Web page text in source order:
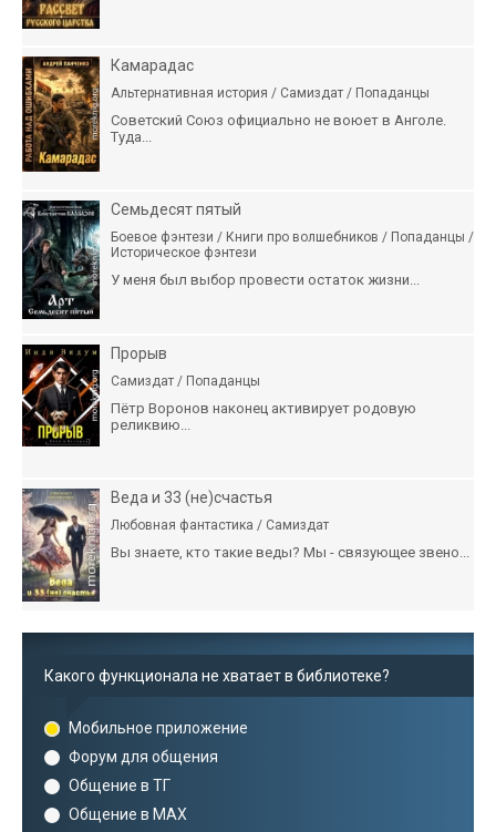
Камарадас
Альтернативная история / Самиздат / Попаданцы
Советский Союз официально не воюет в Анголе.
Туда...
Семьдесят пятый
Боевое фэнтези / Книги про волшебников / Попаданцы /
Историческое фэнтези
У меня был выбор провести остаток жизни...
Прорыв
Самиздат / Попаданцы
Пётр Воронов наконец активирует родовую
реликвию...
Веда и 33 (не)счастья
Любовная фантастика / Самиздат
Вы знаете, кто такие веды? Мы - связующее звено...
Какого функционала не хватает в библиотеке?
Мобильное приложение
Форум для общения
Общение в ТГ
Общение в MAX